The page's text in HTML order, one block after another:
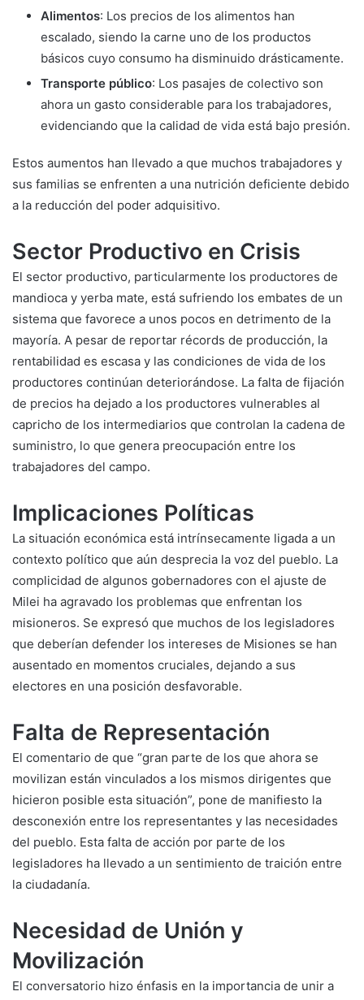
Alimentos: Los precios de los alimentos han
escalado, siendo la carne uno de los productos
básicos cuyo consumo ha disminuido drásticamente.
Transporte público: Los pasajes de colectivo son
ahora un gasto considerable para los trabajadores,
evidenciando que la calidad de vida está bajo presión.
Estos aumentos han llevado a que muchos trabajadores y
sus familias se enfrenten a una nutrición deficiente debido
a la reducción del poder adquisitivo.
Sector Productivo en Crisis
El sector productivo, particularmente los productores de
mandioca y yerba mate, está sufriendo los embates de un
sistema que favorece a unos pocos en detrimento de la
mayoría. A pesar de reportar récords de producción, la
rentabilidad es escasa y las condiciones de vida de los
productores continúan deteriorándose. La falta de fijación
de precios ha dejado a los productores vulnerables al
capricho de los intermediarios que controlan la cadena de
suministro, lo que genera preocupación entre los
trabajadores del campo.
Implicaciones Políticas
La situación económica está intrínsecamente ligada a un
contexto político que aún desprecia la voz del pueblo. La
complicidad de algunos gobernadores con el ajuste de
Milei ha agravado los problemas que enfrentan los
misioneros. Se expresó que muchos de los legisladores
que deberían defender los intereses de Misiones se han
ausentado en momentos cruciales, dejando a sus
electores en una posición desfavorable.
Falta de Representación
El comentario de que “gran parte de los que ahora se
movilizan están vinculados a los mismos dirigentes que
hicieron posible esta situación”, pone de manifiesto la
desconexión entre los representantes y las necesidades
del pueblo. Esta falta de acción por parte de los
legisladores ha llevado a un sentimiento de traición entre
la ciudadanía.
Necesidad de Unión y
Movilización
El conversatorio hizo énfasis en la importancia de unir a